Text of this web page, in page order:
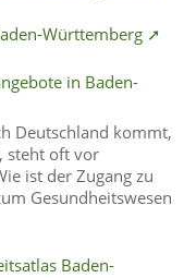
Württemberg ➚
in Baden-
Deutschland kommt,
steht oft vor
ist der Zugang zu
Gesundheitswesen
Baden-